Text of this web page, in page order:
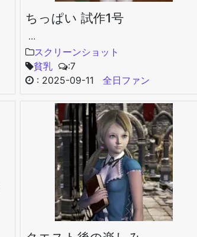
ちっぱい 試作1号
…
スクリーンショット
貧乳
:7
: 2025-09-11 全日ファン